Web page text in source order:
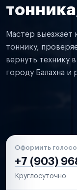
Мастер выезжает
тоннику,
вернуть технику
городу Балахна и
Оформить
+7 (903)
Круглосуточно